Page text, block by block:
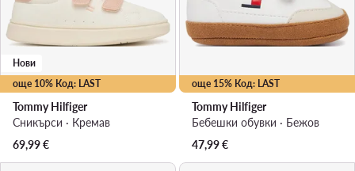
още 10% Код: LAST
Нови
Tommy Hilfiger
Сникърси · Кремав
69,99€
още 15% Код: LAST
Tommy Hilfiger
Бебешки обувки · Бежов
47,99€